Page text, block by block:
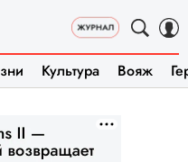
Культура Вояж